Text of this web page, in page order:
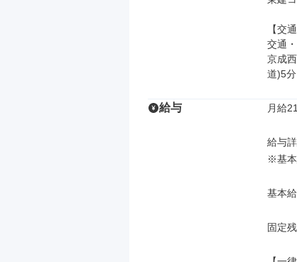
【交
交通
京成
道)5分
給与 月給
給与
※基本
基本
固定